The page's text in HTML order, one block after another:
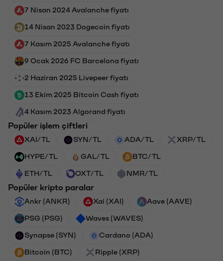
7 Nisan 2024 Avalanche fiyatı
14 Nisan 2023 Dogecoin fiyatı
7 Kasım 2025 Avalanche fiyatı
9 Ocak 2026 FC Barcelona fiyatı
2 Haziran 2025 Livepeer fiyatı
13 Ekim 2025 Bitcoin Cash fiyatı
4 Kasım 2023 Algorand fiyatı
Popüler işlem çiftleri
XAI/TL SYN/TL ADA/TL XRP/TL
HYPE/TL GAL/TL BTC/TL
ETH/TL OXT/TL NMR/TL
Popüler kripto paralar
Ankr (ANKR) Xai (XAI) Aave (AAVE)
PSG (PSG) Waves (WAVES)
Synapse (SYN) Cardano (ADA)
Bitcoin (BTC) Ripple (XRP)